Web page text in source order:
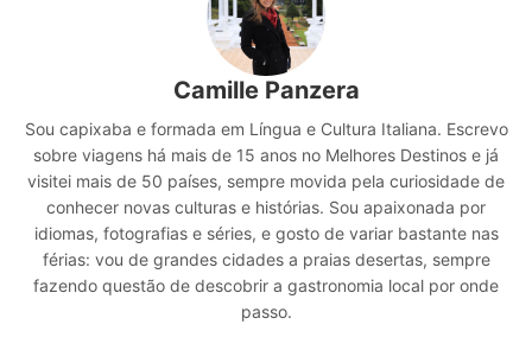
Camille Panzera
Sou capixaba e formada em Língua e Cultura Italiana. Escrevo
sobre viagens há mais de 15 anos no Melhores Destinos e já
visitei mais de 50 países, sempre movida pela curiosidade de
conhecer novas culturas e histórias. Sou apaixonada por
idiomas, fotografias e séries, e gosto de variar bastante nas
férias: vou de grandes cidades a praias desertas, sempre
fazendo questão de descobrir a gastronomia local por onde
passo.